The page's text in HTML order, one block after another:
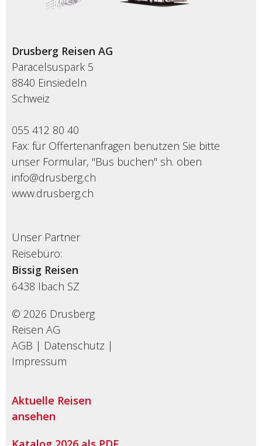
Drusberg Reisen AG
Paracelsuspark 5
8840 Einsiedeln
Schweiz
055 412 80 40
Fax: für Offertenanfragen benutzen Sie bitte
unser Formular, "Bus buchen" sh. oben
info@drusberg.ch
www.drusberg.ch
Unser Partner
Reisebüro:
Bissig Reisen
6438 Ibach SZ
© 2026 Drusberg
Reisen AG
AGB | Datenschutz |
Impressum
Aktuelle Reisen
ansehen